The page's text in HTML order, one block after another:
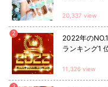
20,337 view
2
2022年の
ランキング1
11,326 view